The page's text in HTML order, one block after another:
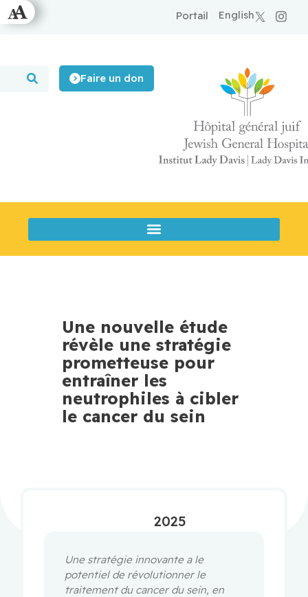
English
Portail
Faire un don
Une nouvelle étude
révèle une stratégie
prometteuse pour
entraîner les
neutrophiles à cibler
le cancer du sein
2025
Une stratégie innovante a le
potentiel de révolutionner le
traitement du cancer du sein, en